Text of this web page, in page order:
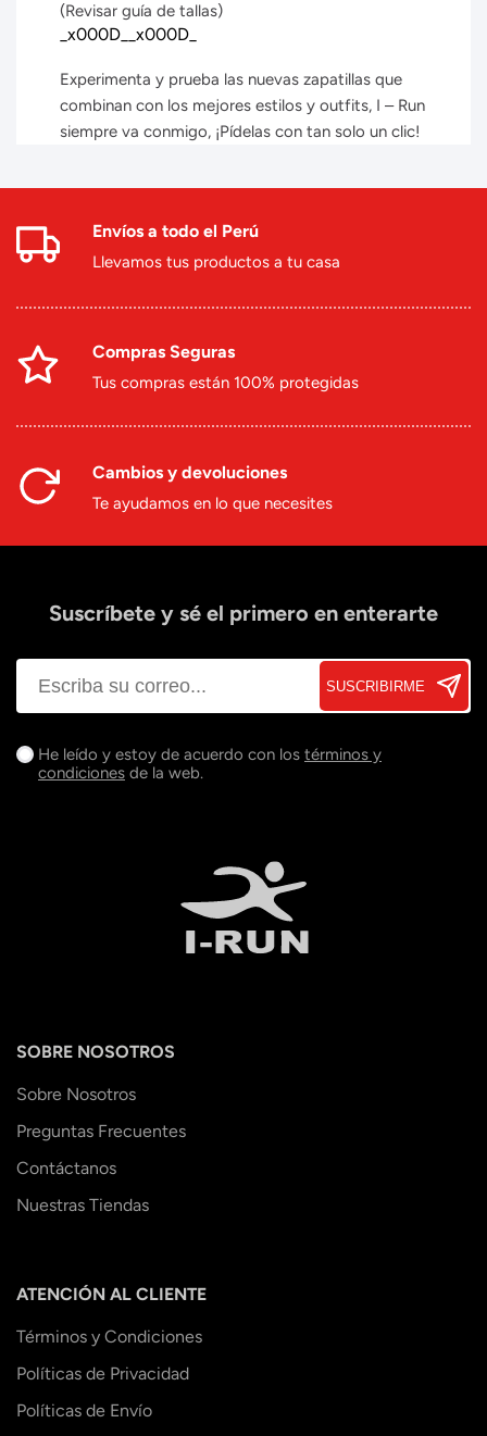
(Revisar guía de tallas)
_x000D__x000D_
Experimenta y prueba las nuevas zapatillas que
combinan con los mejores estilos y outfits, I – Run
siempre va conmigo, ¡Pídelas con tan solo un clic!
Envíos a todo el Perú
Llevamos tus productos a tu casa
Compras Seguras
Tus compras están 100% protegidas
Cambios y devoluciones
Te ayudamos en lo que necesites
Suscríbete y sé el primero en enterarte
SUSCRIBIRME
He leído y estoy de acuerdo con los términos y
condiciones de la web.
SOBRE NOSOTROS
Sobre Nosotros
Preguntas Frecuentes
Contáctanos
Nuestras Tiendas
ATENCIÓN AL CLIENTE
Términos y Condiciones
Políticas de Privacidad
Políticas de Envío